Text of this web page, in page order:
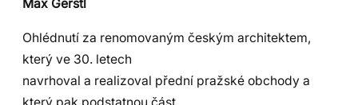
Max Gerstl
Ohlédnutí za renomovaným českým architektem,
který ve 30. letech
navrhoval a realizoval přední pražské obchody a